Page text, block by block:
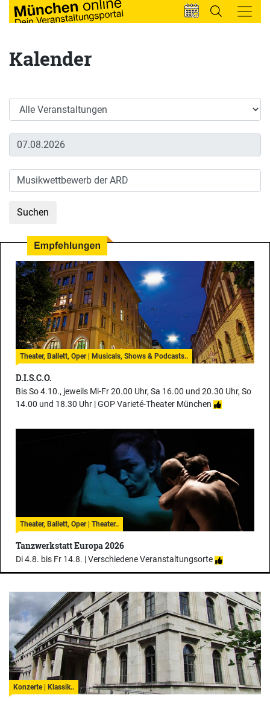
Kalender
Theater, Ballett, Oper | Musicals, Shows & Podcasts..
D.I.S.C.O.
Bis So 4.10., jeweils Mi-Fr 20.00 Uhr, Sa 16.00 und 20.30 Uhr, So
14.00 und 18.30 Uhr |GOP Varieté-Theater München
Theater, Ballett, Oper | Theater..
Tanzwerkstatt Europa 2026
Di 4.8. bis Fr 14.8. |Verschiedene Veranstaltungsorte
Konzerte | Klassik..